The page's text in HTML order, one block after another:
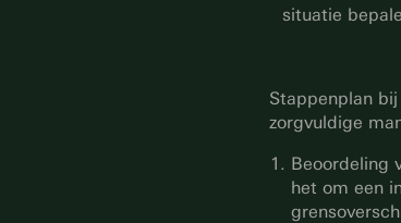
situatie
Stappenplan
zorgvuldige
Beoordeling
het om een